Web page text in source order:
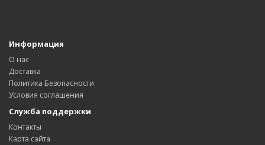
Информация
О нас
Доставка
Политика Безопасности
Условия соглашения
Служба поддержки
Контакты
Карта сайта